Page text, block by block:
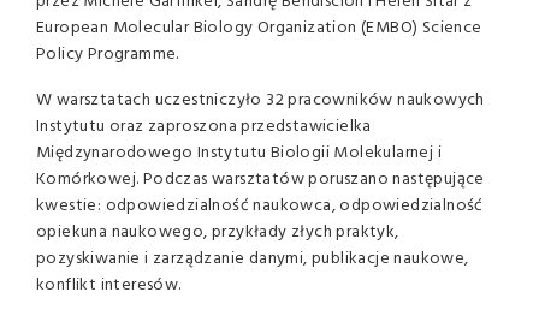
European Molecular Biology Organization (EMBO) Science
Policy Programme.
W warsztatach uczestniczyło 32 pracowników naukowych
Instytutu oraz zaproszona przedstawicielka
Międzynarodowego Instytutu Biologii Molekularnej i
Komórkowej. Podczas warsztatów poruszano następujące
kwestie: odpowiedzialność naukowca, odpowiedzialność
opiekuna naukowego, przykłady złych praktyk,
pozyskiwanie i zarządzanie danymi, publikacje naukowe,
konflikt interesów.